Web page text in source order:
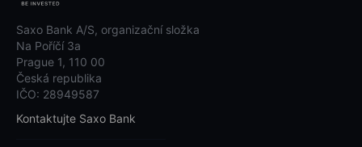
Saxo Bank A/S, organizační složka
Na Poříčí 3a
Prague 1, 110 00
Česká republika
IČO: 28949587
Kontaktujte Saxo Bank